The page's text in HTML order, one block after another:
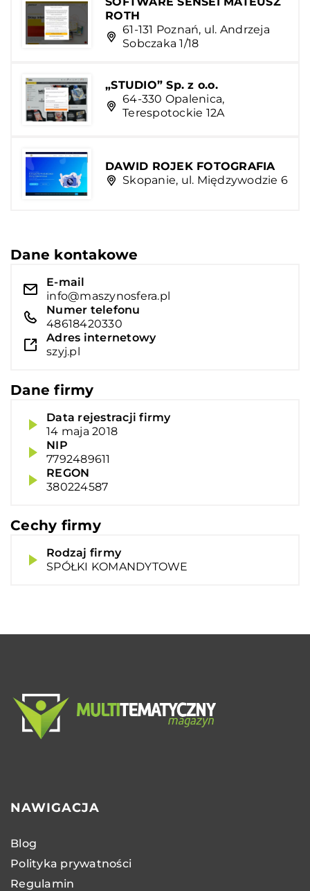
ROTH
61-131 Poznań, ul. Andrzeja
Sobczaka 1/18
„STUDIO” Sp. z o.o.
64-330 Opalenica,
Terespotockie 12A
DAWID ROJEK FOTOGRAFIA
Skopanie, ul. Międzywodzie 6
Dane kontakowe
E-mail
info@maszynosfera.pl
Numer telefonu
48618420330
Adres internetowy
szyj.pl
Dane firmy
Data rejestracji firmy
14 maja 2018
NIP
7792489611
REGON
380224587
Cechy firmy
Rodzaj firmy
SPÓŁKI KOMANDYTOWE
NAWIGACJA
Blog
Polityka prywatności
Regulamin